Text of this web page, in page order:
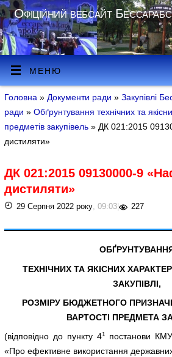
Офіційний вебсайт
МЕНЮ
Головна » Документи ради»Закупівлі
ради»Обґрунтування технічних та
предметів закупівель» ДК 021:2015
дистиляти»
ДК 021:2015 09130000-9
дистиляти»
29 Серпня 2022 року, 09:03| 227
ТЕХНІЧНИХ ТА ЯКІСНИХ
ЗАКУПІВЛІ,
РОЗМІРУ БЮДЖЕТНОГО
ВАРТОСТІ ПРЕДМЕТА
(відповідно до пункту 41
постанови
«Про ефективне використання державних